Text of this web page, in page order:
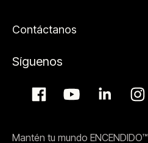
Contáctanos
Síguenos
Mantén tu mundo ENCENDIDO™